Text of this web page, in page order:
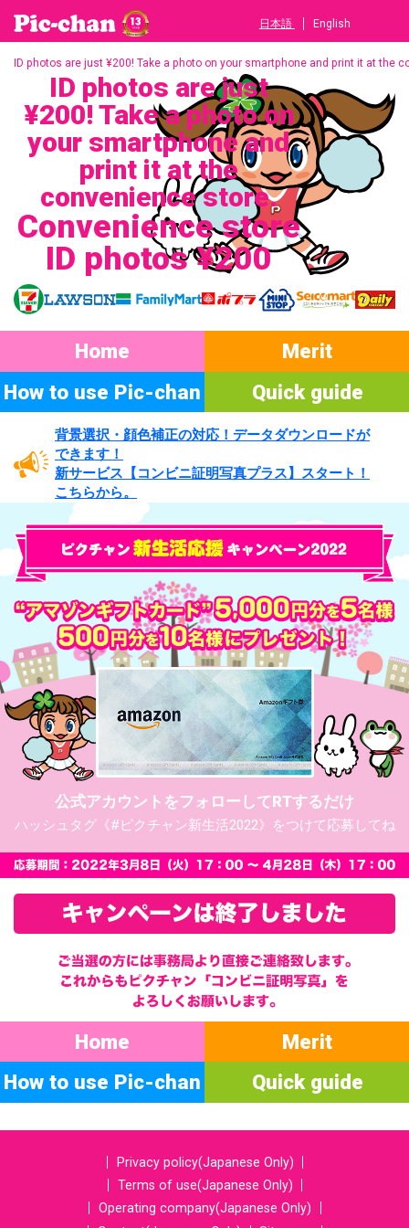
日本語 English
ID photos are just ¥200! Take a photo on your smartphone and print it at the
ID photos are just
¥200! Take a photo on
your smartphone and
print it at the
convenience store.
Convenience store
ID photos ¥200
Home
Merit
How to use Pic-chan
Quick guide
背景選択・ 顔色補正の対応！ データダウンロードが
できます！
新サービス 【コンビニ証明写真プラス】 スタート！
こちらから。
公式アカウントをフォローしてRTするだけ
ハッシュタグ《#ピクチャン新生活2022》 をつけて応募してね
Home
Merit
How to use Pic-chan
Quick guide
Privacy policy(Japanese Only)
Terms of use(Japanese Only)
Operating company(Japanese Only)